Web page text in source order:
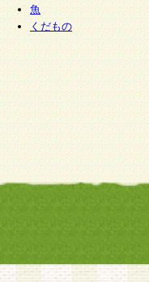
魚
くだもの